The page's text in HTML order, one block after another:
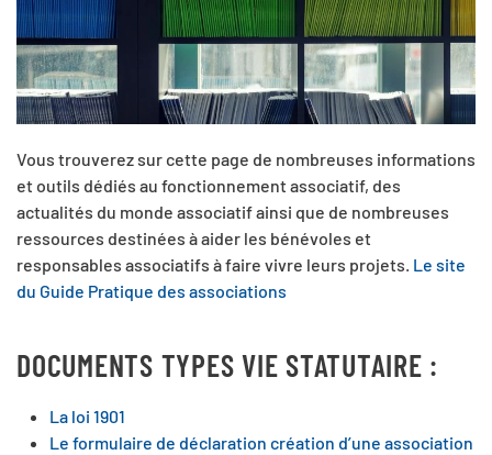
Vous trouverez sur cette page de nombreuses informations
et outils dédiés au fonctionnement associatif, des
actualités du monde associatif ainsi que de nombreuses
ressources destinées à aider les bénévoles et
responsables associatifs à faire vivre leurs projets. Le site
du Guide Pratique des associations
DOCUMENTS TYPES VIE STATUTAIRE :
La loi 1901
Le formulaire de déclaration création d’une association